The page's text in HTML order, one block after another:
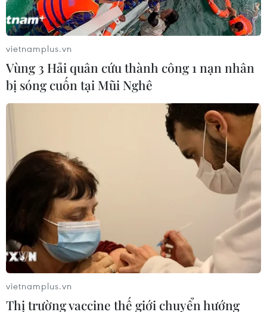
TP.HCM về khai báo y tế
12/02/2021 14:24
Tối 12/2, Sở Y tế tỉnh Bắc Ninh cho biết tính đến 19 giờ
ngày 12/2, địa phương ghi nhận thêm 1 trường hợp có
kết quả xét nghiệm dương tính với SARS-CoV-2.
Việt Nam không có ca mắc mới COVID-19
vietnamplus.vn
Vùng 3 Hải quân cứu thành công 1 nạn nhân
bị sóng cuốn tại Mũi Nghê
vietnamplus.vn
Thị trường vaccine thế giới chuyển hướng